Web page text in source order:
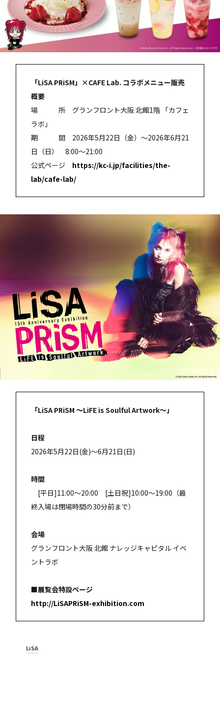
「LiSA PRiSM」×CAFE Lab. コラボメニュー販売
概要
場 所 グランフロント大阪 北館1階 「カフェ
ラボ」
期 間 2026年5月22日（金）～2026年6月21
日（日） 8:00～21:00
公式ページ https://kc-i.jp/facilities/the-
lab/cafe-lab/
「LiSA PRiSM ～LiFE is Soulful Artwork～」
日程
2026年5月22日(金)～6月21日(日)
時間
[平日]11:00～20:00 [土日祝]10:00～19:00（最
終入場は閉場時間の30分前まで）
会場
グランフロント大阪 北館 ナレッジキャピタル イベ
ントラボ
■展覧会特設ページ
http://LiSAPRiSM-exhibition.com
LiSA